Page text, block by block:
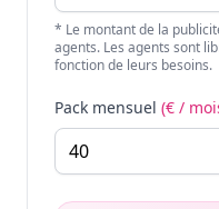
* Le montant de la
agents. Les agents sont
fonction de leurs besoins.
Pack mensuel (€ /